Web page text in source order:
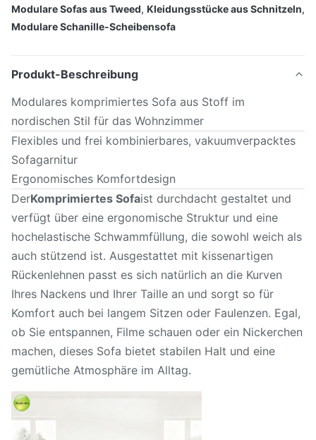
Modulare Sofas aus Tweed, Kleidungsstücke aus Schnitzeln,
Modulare Schanille-Scheibensofa
Produkt-Beschreibung
Modulares komprimiertes Sofa aus Stoff im
nordischen Stil für das Wohnzimmer
Flexibles und frei kombinierbares, vakuumverpacktes
Sofagarnitur
Ergonomisches Komfortdesign
DerKomprimiertes Sofaist durchdacht gestaltet und
verfügt über eine ergonomische Struktur und eine
hochelastische Schwammfüllung, die sowohl weich als
auch stützend ist. Ausgestattet mit kissenartigen
Rückenlehnen passt es sich natürlich an die Kurven
Ihres Nackens und Ihrer Taille an und sorgt so für
Komfort auch bei langem Sitzen oder Faulenzen. Egal,
ob Sie entspannen, Filme schauen oder ein Nickerchen
machen, dieses Sofa bietet stabilen Halt und eine
gemütliche Atmosphäre im Alltag.